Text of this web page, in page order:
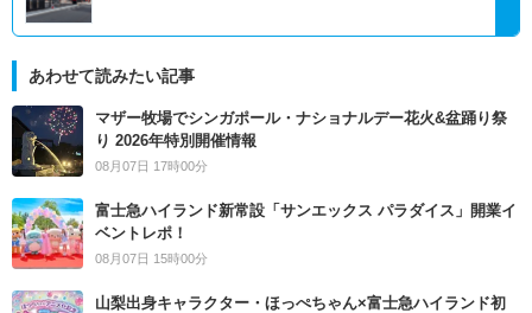
あわせて読みたい記事
マザー牧場でシンガポール・ナショナルデー花火&盆踊り祭
り 2026年特別開催情報
08月07日 17時00分
富士急ハイランド新常設「サンエックス パラダイス」開業イ
ベントレポ！
08月07日 15時00分
山梨出身キャラクター・ほっぺちゃん×富士急ハイランド初